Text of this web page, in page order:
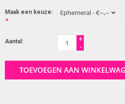
Maak een keuze:
*
Aantal:
+
-
TOEVOEGEN AAN